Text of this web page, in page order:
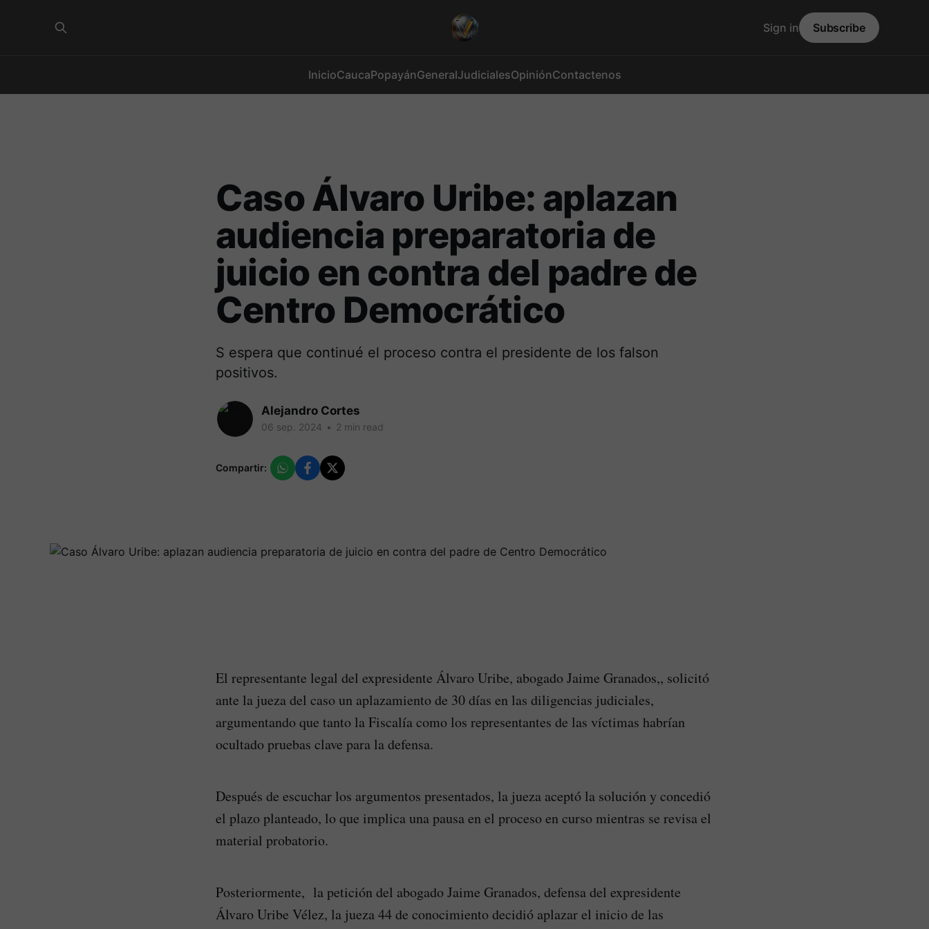
InicioCaucaPopayánGeneralJudicialesOpiniónContactenos
Sign in Subscribe
Caso Álvaro Uribe: aplazan
audiencia preparatoria de
juicio en contra del padre de
Centro Democrático
S espera que continué el proceso contra el presidente de los falson
positivos.
Alejandro Cortes
06 sep. 2024 • 2 min read
Compartir:
El representante legal del expresidente Álvaro Uribe, abogado Jaime Granados,, solicitó
ante la jueza del caso un aplazamiento de 30 días en las diligencias judiciales,
argumentando que tanto la Fiscalía como los representantes de las víctimas habrían
ocultado pruebas clave para la defensa.
Después de escuchar los argumentos presentados, la jueza aceptó la solución y concedió
el plazo planteado, lo que implica una pausa en el proceso en curso mientras se revisa el
material probatorio.
Posteriormente, la petición del abogado Jaime Granados, defensa del expresidente
Álvaro Uribe Vélez, la jueza 44 de conocimiento decidió aplazar el inicio de las